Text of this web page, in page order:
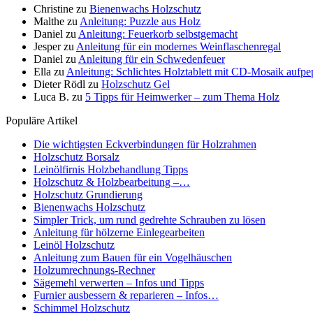
Christine zu Bienenwachs Holzschutz
Malthe zu Anleitung: Puzzle aus Holz
Daniel zu Anleitung: Feuerkorb selbstgemacht
Jesperzu Anleitung für ein modernes Weinflaschenregal
Daniel zu Anleitung für ein Schwedenfeuer
Ella zu Anleitung: Schlichtes Holztablett mit CD-Mosaik
Dieter Rödl zu Holzschutz Gel
Luca B. zu 5 Tipps für Heimwerker – zum Thema Holz
Populäre Artikel
Die wichtigsten Eckverbindungen für Holzrahmen
Holzschutz Borsalz
Leinölfirnis Holzbehandlung Tipps
Holzschutz & Holzbearbeitung –…
Holzschutz Grundierung
Bienenwachs Holzschutz
Simpler Trick, um rund gedrehte Schrauben zu lösen
Anleitung für hölzerne Einlegearbeiten
Leinöl Holzschutz
Anleitung zum Bauen für ein Vogelhäuschen
Holzumrechnungs-Rechner
Sägemehl verwerten – Infos und Tipps
Furnier ausbessern & reparieren – Infos…
Schimmel Holzschutz